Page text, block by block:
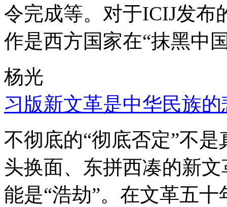
令完成等。对于ICIJ发布
作是西方国家在“抹黑中
杨光
习版新文革是中华民族的
不彻底的“彻底否定”不
头换面、东拼西凑的新
能是“浩劫”。在文革五